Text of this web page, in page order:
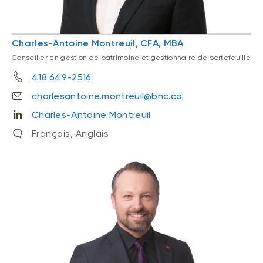
Charles-Antoine Montreuil, CFA, MBA
Conseiller en gestion de patrimoine et gestionnaire de portefeuille
418 649-2516
charlesantoine.montreuil@bnc.ca
Charles-Antoine Montreuil
Français, Anglais